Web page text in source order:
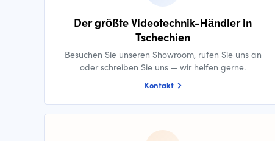
Der größte Videotechnik-Händler in
Tschechien
Besuchen Sie unseren Showroom, rufen Sie uns an
oder schreiben Sie uns — wir helfen gerne.
Kontakt